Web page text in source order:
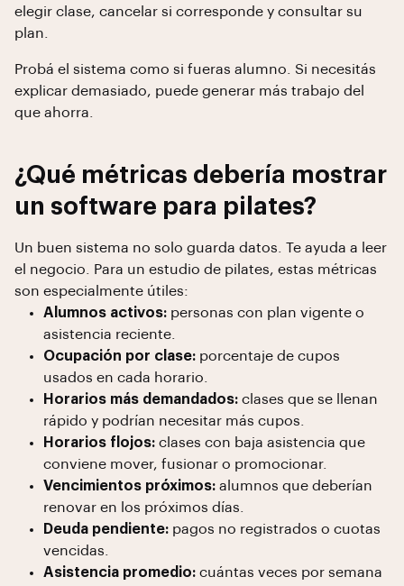
elegir clase, cancelar si corresponde y consultar su
plan.
Probá el sistema como si fueras alumno. Si necesitás
explicar demasiado, puede generar más trabajo del
que ahorra.
¿Qué métricas debería mostrar
un software para pilates?
Un buen sistema no solo guarda datos. Te ayuda a leer
el negocio. Para un estudio de pilates, estas métricas
son especialmente útiles:
Alumnos activos: personas con plan vigente o
asistencia reciente.
Ocupación por clase: porcentaje de cupos
usados en cada horario.
Horarios más demandados: clases que se llenan
rápido y podrían necesitar más cupos.
Horarios flojos: clases con baja asistencia que
conviene mover, fusionar o promocionar.
Vencimientos próximos: alumnos que deberían
renovar en los próximos días.
Deuda pendiente: pagos no registrados o cuotas
vencidas.
Asistencia promedio: cuántas veces por semana